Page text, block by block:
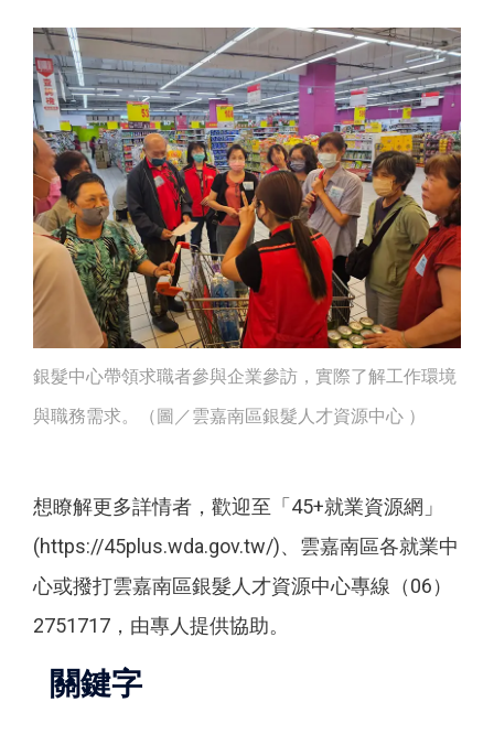
銀髮中心帶領求職者參與企業參訪，實際了解工作環境
與職務需求。（圖／雲嘉南區銀髮人才資源中心 ）
想瞭解更多詳情者，歡迎至「45+就業資源網」
(https://45plus.wda.gov.tw/)、雲嘉南區各就業中
心或撥打雲嘉南區銀髮人才資源中心專線（06）
2751717，由專人提供協助。
關鍵字